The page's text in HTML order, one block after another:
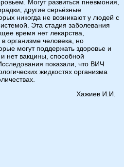
Могут развиться пневмония,
другие серьёзные
никогда не возникают у людей с
Эта стадия заболевания
время нет лекарства,
организме человека, но
могут поддержать здоровье и
нет вакцины, способной
показали, что ВИЧ
жидкостях организма
Терское Хажиев И.И.